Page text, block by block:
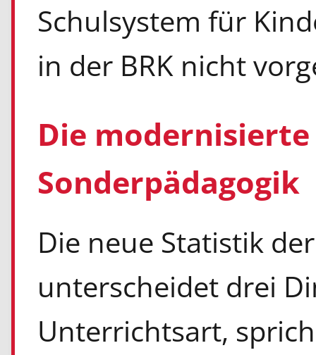
Schulsystem für
in der BRK nicht
Die
Sonderpädagogik
Die neue Statistik
unterscheidet drei
Unterrichtsart,